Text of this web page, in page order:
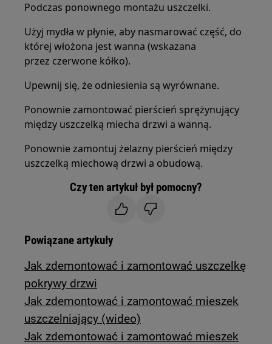
Podczas ponownego montażu uszczelki.
Użyj mydła w płynie, aby nasmarować część, do
której włożona jest wanna (wskazana
przez czerwone kółko).
Upewnij się, że odniesienia są wyrównane.
Ponownie zamontować pierścień sprężynujący
między uszczelką miecha drzwi a wanną.
Ponownie zamontuj żelazny pierścień między
uszczelką miechową drzwi a obudową.
Czy ten artykuł był pomocny?
Powiązane artykuły
Jak zdemontować i zamontować uszczelkę
pokrywy drzwi
Jak zdemontować i zamontować mieszek
uszczelniający (wideo)
Jak zdemontować i zamontować mieszek